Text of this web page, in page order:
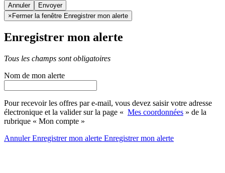
Annuler
×Fermer la fenêtre Enregistrer mon alerte
Enregistrer mon alerte
Tous les champs sont obligatoires
Nom de mon alerte
Pour recevoir les offres par e-mail, vous devez saisir votre adresse
électronique et la valider sur la page « Mes coordonnées » de la
rubrique « Mon compte »
AnnulerEnregistrer mon alerte Enregistrermon alerte